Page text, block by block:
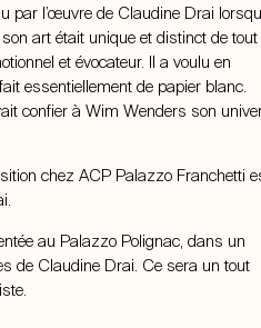
par l’œuvre de Claudine Drai
art était unique et distinct de tout
et évocateur. Il a voulu en
essentiellement de papier blanc.
confier à Wim Wenders son
chez ACP Palazzo Franchetti
au Palazzo Polignac, dans un
de Claudine Drai. Ce sera un tout